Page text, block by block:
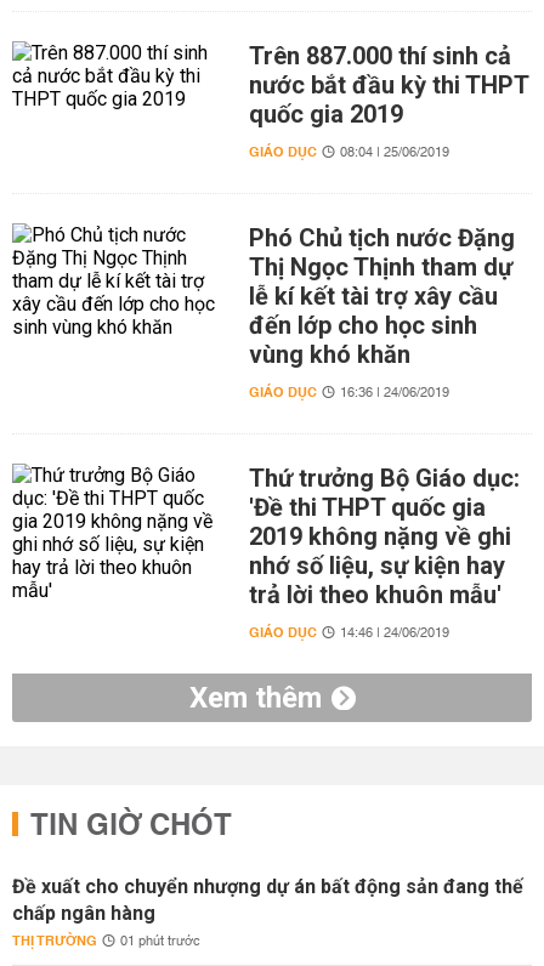
Trên 887.000 thí sinh cả
nước bắt đầu kỳ thi THPT
quốc gia 2019
GIÁO DỤC 08:04 | 25/06/2019
Phó Chủ tịch nước Đặng
Thị Ngọc Thịnh tham dự
lễ kí kết tài trợ xây cầu
đến lớp cho học sinh
vùng khó khăn
GIÁO DỤC 16:36 | 24/06/2019
Thứ trưởng Bộ Giáo dục:
'Đề thi THPT quốc gia
2019 không nặng về ghi
nhớ số liệu, sự kiện hay
trả lời theo khuôn mẫu'
GIÁO DỤC 14:46 | 24/06/2019
Xem thêm
TIN GIỜ CHÓT
Đề xuất cho chuyển nhượng dự án bất động sản đang thế
chấp ngân hàng
THỊ TRƯỜNG 01 phút trước